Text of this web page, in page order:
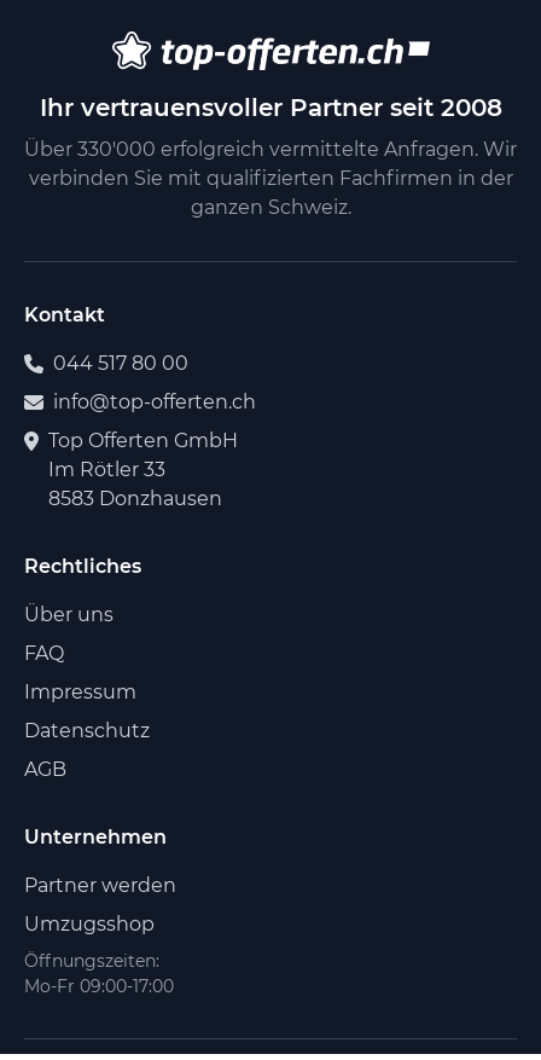
Ihr vertrauensvoller Partner seit 2008
Über 330'000 erfolgreich vermittelte Anfragen. Wir
verbinden Sie mit qualifizierten Fachfirmen in der
ganzen Schweiz.
Kontakt
044 517 80 00
info@top-offerten.ch
Top Offerten GmbH
Im Rötler 33
8583 Donzhausen
Rechtliches
Über uns
FAQ
Impressum
Datenschutz
AGB
Unternehmen
Partner werden
Umzugsshop
Öffnungszeiten:
Mo-Fr 09:00-17:00